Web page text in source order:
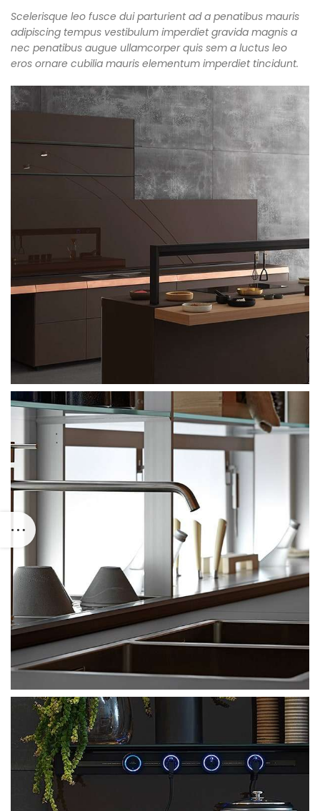
Scelerisque leo fusce dui parturient ad a penatibus mauris
adipiscing tempus vestibulum imperdiet gravida magnis a
nec penatibus augue ullamcorper quis sem a luctus leo
eros ornare cubilia mauris elementum imperdiet tincidunt.